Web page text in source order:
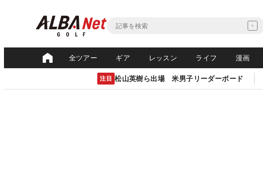
全ツアー ギア レッスン ライフ 漫画
注目 松山英樹ら出場 米男子リーダーボード